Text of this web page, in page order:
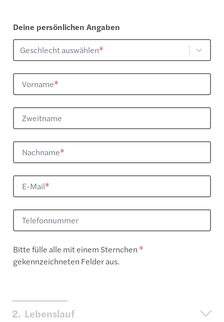
Deine persönlichen Angaben
Geschlecht auswählen*
Vorname*
Zweitname
Nachname*
E-Mail*
Telefonnummer
​Bitte fülle alle mit einem Sternchen * ​
gekennzeichneten Felder aus.
2. Lebenslauf